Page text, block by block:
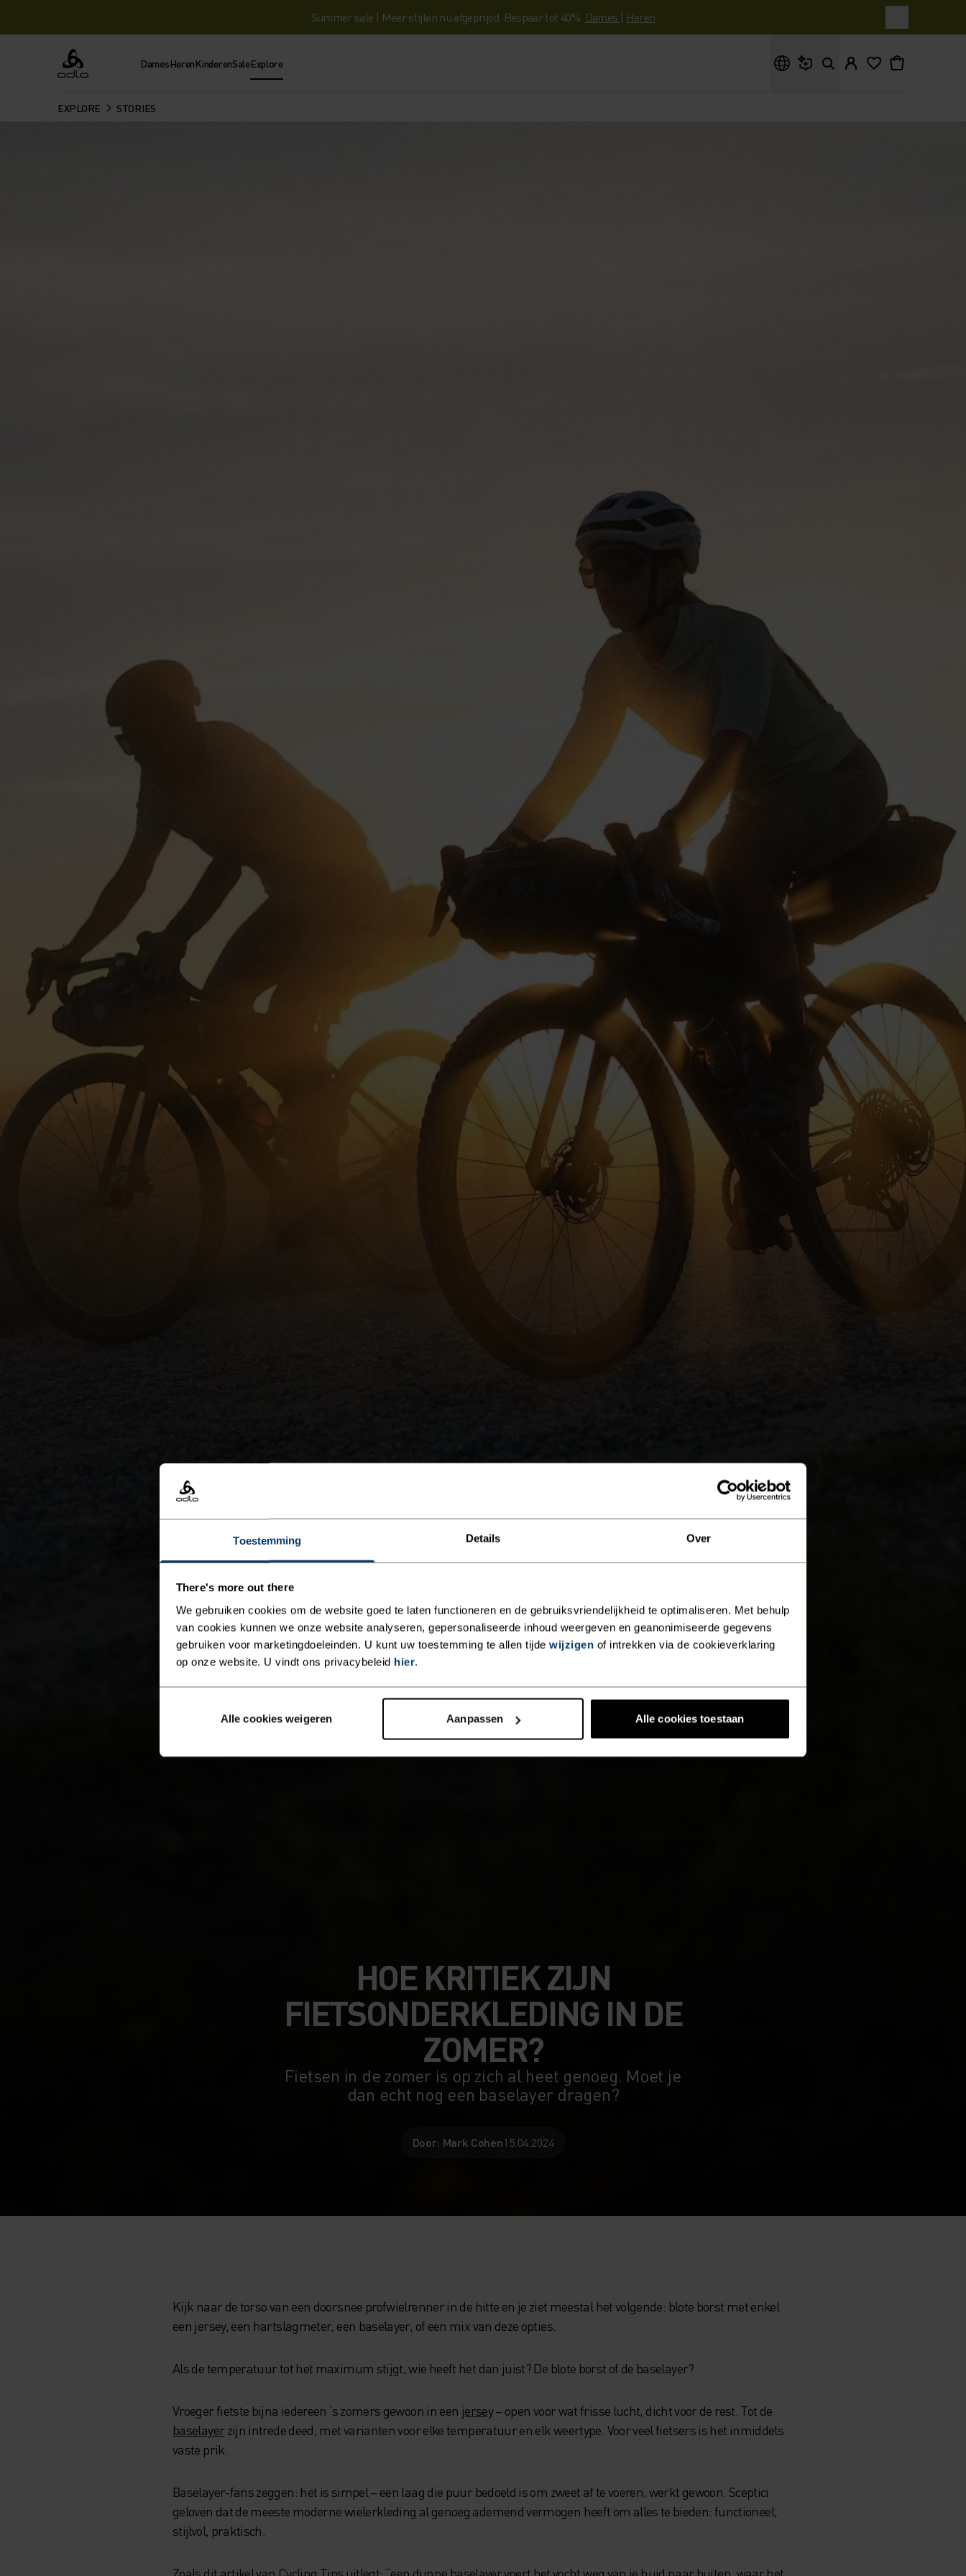
Toestemming Details Over
There's more out there
We gebruiken cookies om de website goed te laten functioneren en de gebruiksvriendelijkheid te optimaliseren. Met behulp
van cookies kunnen we onze website analyseren, gepersonaliseerde inhoud weergeven en geanonimiseerde gegevens
gebruiken voor marketingdoeleinden. U kunt uw toestemming te allen tijde wijzigen of intrekken via de cookieverklaring
op onze website. U vindt ons privacybeleid hier.
Alle cookies weigeren Aanpassen Alle cookies toestaan
Summer sale | Meer stijlen nu afgeprijsd. Bespaar tot 40%. Dames | Heren
Odlo DamesHerenKinderenSaleExplore
EXPLORE STORIES
HOE KRITIEK ZIJN
FIETSONDERKLEDING IN DE
ZOMER?
Fietsen in de zomer is op zich al heet genoeg. Moet je
dan echt nog een baselayer dragen?
Door: Mark Cohen15.04.2024
Kijk naar de torso van een doorsnee profwielrenner in de hitte en je ziet meestal het volgende: blote borst met enkel
een jersey, een hartslagmeter, een baselayer, of een mix van deze opties.
Als de temperatuur tot het maximum stijgt, wie heeft het dan juist? De blote borst of de baselayer?
Vroeger fietste bijna iedereen ’s zomers gewoon in een jersey– open voor wat frisse lucht, dicht voor de rest. Tot de
baselayer zijn intrede deed, met varianten voor elke temperatuur en elk weertype. Voor veel fietsers is het inmiddels
vaste prik.
Baselayer-fans zeggen: het is simpel – een laag die puur bedoeld is om zweet af te voeren, werkt gewoon. Sceptici
geloven dat de meeste moderne wielerkleding al genoeg ademend vermogen heeft om alles te bieden: functioneel,
stijlvol, praktisch.
Zoals dit artikel van Cycling Tips uitlegt: “een dunne baselayer voert het vocht weg van je huid naar buiten, waar het